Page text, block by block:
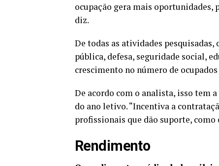
ocupação gera mais oportunidades,
diz.
De todas as atividades
pública, defesa, seguridade social,
crescimento no número de
De acordo com o analista, isso tem
do ano letivo. “Incentiva a
profissionais que dão suporte, como
Rendimento